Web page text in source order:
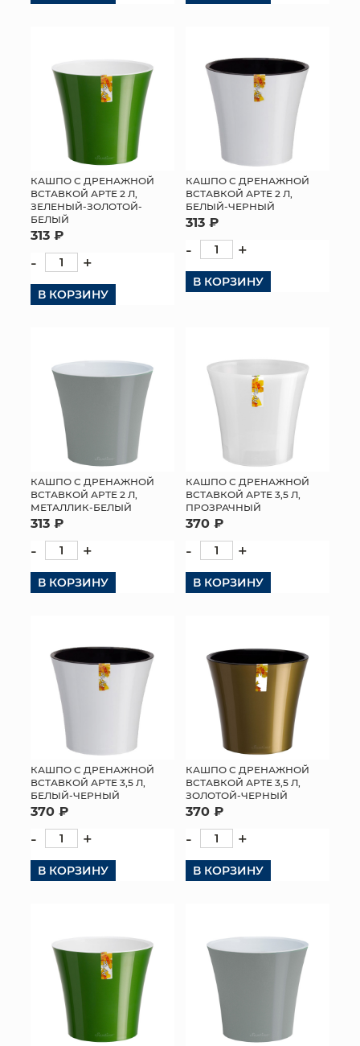
КАШПО С ДРЕНАЖНОЙ
ВСТАВКОЙ АРТЕ 2 Л,
ЗЕЛЕНЫЙ-ЗОЛОТОЙ-
БЕЛЫЙ
313 ₽
- +
В КОРЗИНУ
КАШПО С ДРЕНАЖНОЙ
ВСТАВКОЙ АРТЕ 2 Л,
БЕЛЫЙ-ЧЕРНЫЙ
313 ₽
- +
В КОРЗИНУ
КАШПО С ДРЕНАЖНОЙ
ВСТАВКОЙ АРТЕ 2 Л,
МЕТАЛЛИК-БЕЛЫЙ
313 ₽
- +
В КОРЗИНУ
КАШПО С ДРЕНАЖНОЙ
ВСТАВКОЙ АРТЕ 3,5 Л,
ПРОЗРАЧНЫЙ
370 ₽
- +
В КОРЗИНУ
КАШПО С ДРЕНАЖНОЙ
ВСТАВКОЙ АРТЕ 3,5 Л,
БЕЛЫЙ-ЧЕРНЫЙ
370 ₽
- +
В КОРЗИНУ
КАШПО С ДРЕНАЖНОЙ
ВСТАВКОЙ АРТЕ 3,5 Л,
ЗОЛОТОЙ-ЧЕРНЫЙ
370 ₽
- +
В КОРЗИНУ